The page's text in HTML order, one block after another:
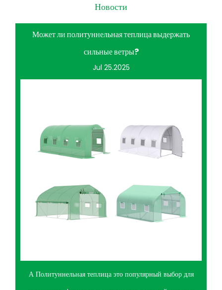
Новости
Может ли политуннельная теплица выдержать
сильные ветры?
Jul 25.2025
А Политуннельная теплица это популярный выбор для